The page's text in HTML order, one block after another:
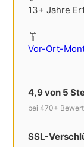
13+ Jahre
Vor-Ort-
4,9 von 5
bei 470+
SSL-